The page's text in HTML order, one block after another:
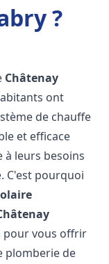
?
Châtenay
ont
de chauffe
et efficace
leurs besoins
C'est pourquoi
pour vous offrir
plomberie de